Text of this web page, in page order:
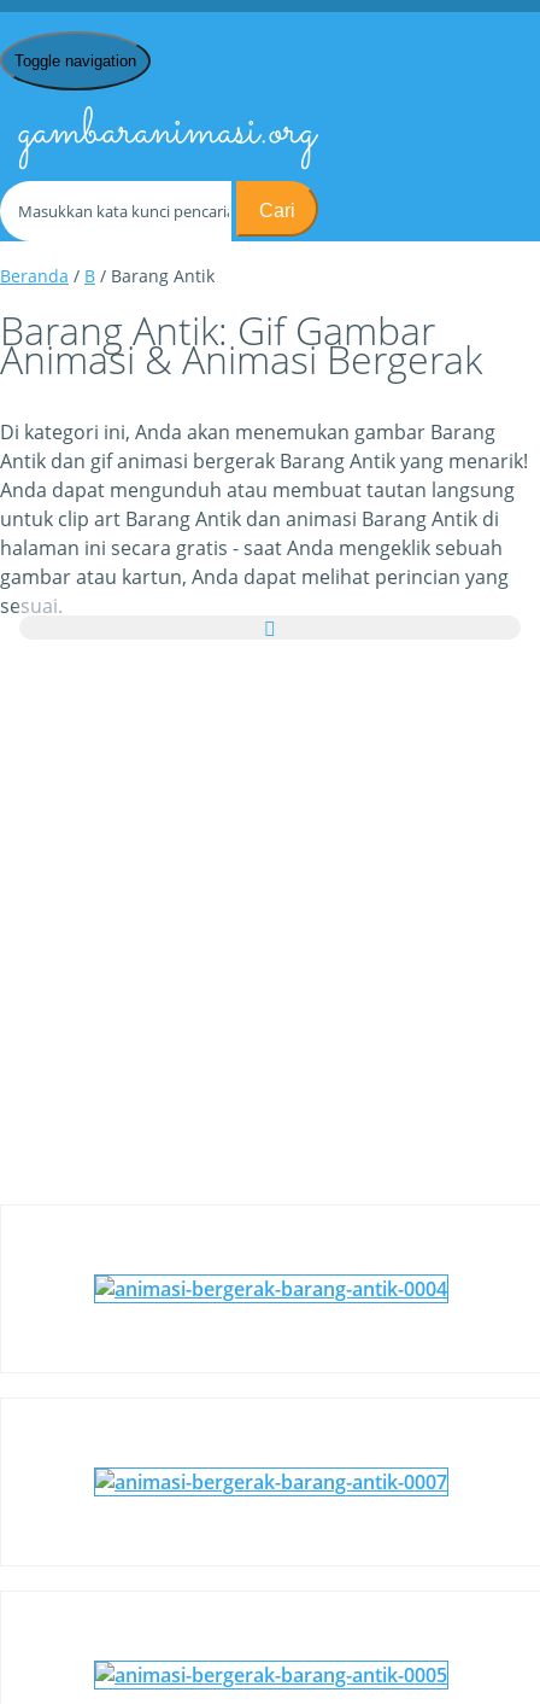
Toggle navigation
gambaranimasi.org
Cari
Beranda / B / Barang Antik
Barang Antik: Gif Gambar
Animasi & Animasi Bergerak
Di kategori ini, Anda akan menemukan gambar Barang
Antik dan gif animasi bergerak Barang Antik yang menarik!
Anda dapat mengunduh atau membuat tautan langsung
untuk clip art Barang Antik dan animasi Barang Antik di
halaman ini secara gratis - saat Anda mengeklik sebuah
gambar atau kartun, Anda dapat melihat perincian yang
sesuai.